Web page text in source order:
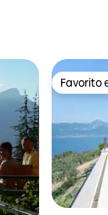
Favorito
Favorito